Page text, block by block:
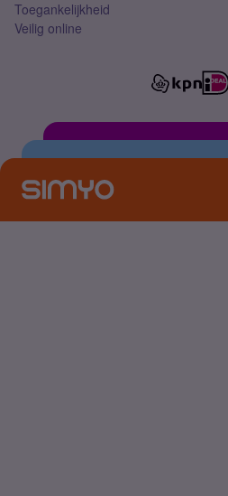
Toegankelijkheid
Veilig online